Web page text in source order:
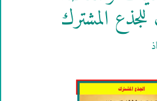
المشترك